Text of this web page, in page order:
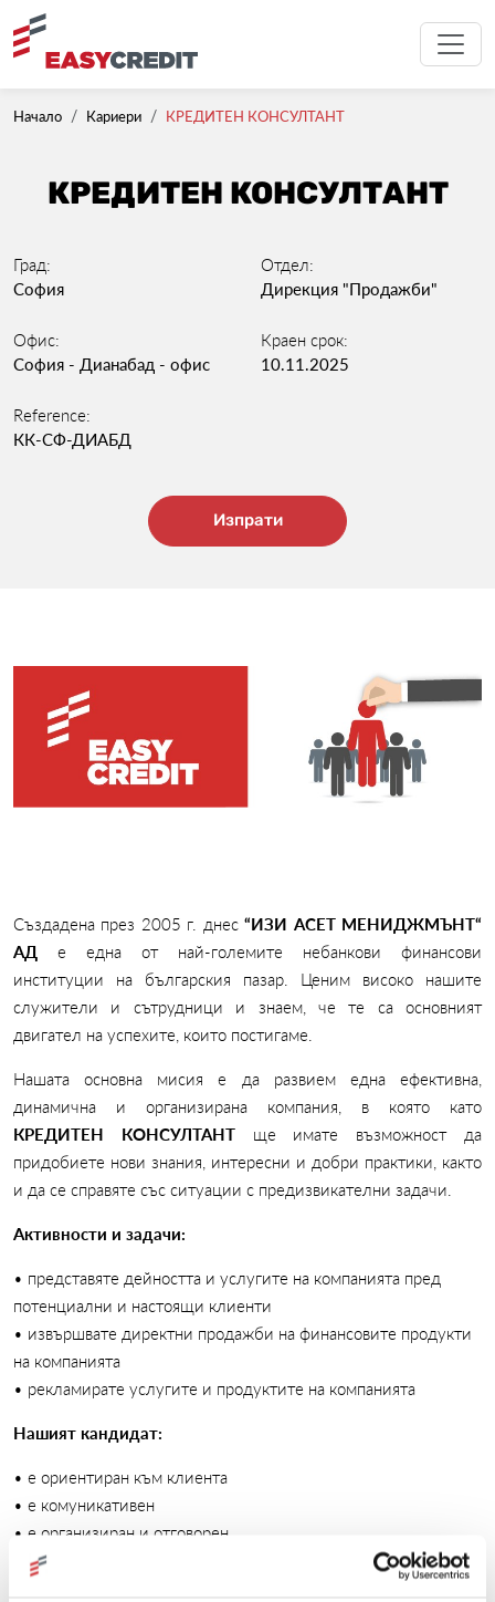
Начало Кариери КРЕДИТЕН КОНСУЛТАНТ
КРЕДИТЕН КОНСУЛТАНТ
Град:
София
Отдел:
Дирекция "Продажби"
Офис:
София - Дианабад - офис
Краен срок:
10.11.2025
Reference:
КК-СФ-ДИАБД
Изпрати
Създадена през 2005 г. днес“ИЗИ АСЕТ МЕНИДЖМЪНТ“
АД е една от най-големите небанкови финансови
институции на българския пазар. Ценим високо нашите
служители и сътрудници и знаем, че те са основният
двигател на успехите, които постигаме.
Нашата основна мисия е да развием една ефективна,
динамична и организирана компания, в която като
КРЕДИТЕН КОНСУЛТАНТ ще имате възможност да
придобиете нови знания, интересни и добри практики, както
и да се справяте със ситуации с предизвикателни задачи.
Активности и задачи:
• представяте дейността и услугите на компанията пред
потенциални и настоящи клиенти
• извършвате директни продажби на финансовите продукти
на компанията
• рекламирате услугите и продуктите на компанията
Нашият кандидат:
• е ориентиран към клиента
• е комуникативен
• е организиран и отговорен
Нашето предложение: